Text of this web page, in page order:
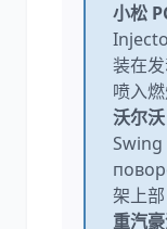
小松
装在
喷入燃
沃尔
Swing
架上
重汽